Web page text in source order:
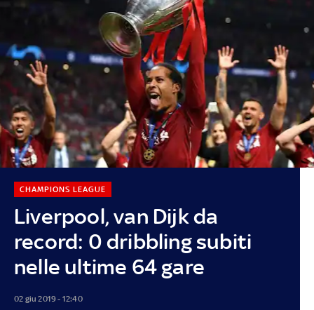
Liverpool, van Dijk da
record: 0 dribbling subiti
nelle ultime 64 gare
CHAMPIONS LEAGUE
02 giu 2019 - 12:40